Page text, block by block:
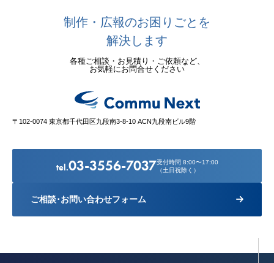
制作・広報のお困りごとを
解決します
各種ご相談・お見積り・ご依頼など、
お気軽にお問合せください
〒102-0074 東京都千代田区九段南3-8-10 ACN九段南ビル9階
tel.03-3556-7037受付時間 8:00〜17:00
（土日祝除く）
ご相談･お問い合わせフォーム